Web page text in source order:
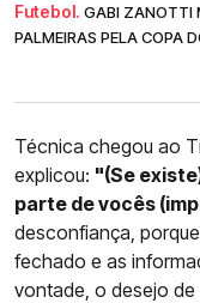
Futebol. GABI ZANOTTI
PALMEIRAS PELA COPA
Técnica chegou ao
explicou: "(Se
parte de vocês
desconfiança,
fechado e as
vontade, o desejo